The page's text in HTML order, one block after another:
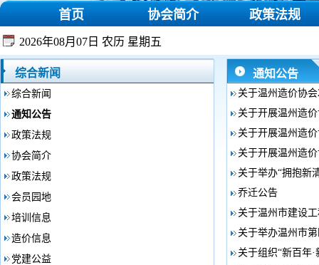
首页 协会简介 政策法规
2026年08月07日 农历 星期五
综合新闻
综合新闻
通知公告
政策法规
协会简介
政策法规
会员园地
培训信息
造价信息
党建公益
通知公告
关于温州造价协
关于开展温州造
关于开展温州造
关于开展温州造
关于举办“拥抱新
乔迁公告
关于温州市建设
关于举办温州市
关于组织“新百年